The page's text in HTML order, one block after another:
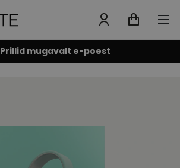
Prillid mugavalt e-poest